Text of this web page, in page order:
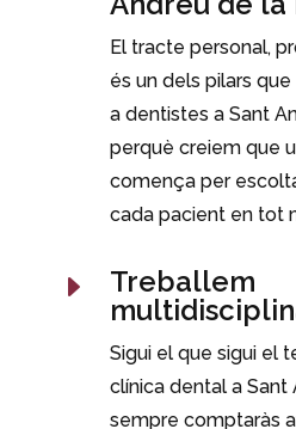
El tracte personal,
és un dels pilars
a dentistes a Sant
perquè creiem que
comença per
cada pacient en tot
E
Treballem
Sigui el que sigui el
clínica dental a Sant
sempre comptaràs